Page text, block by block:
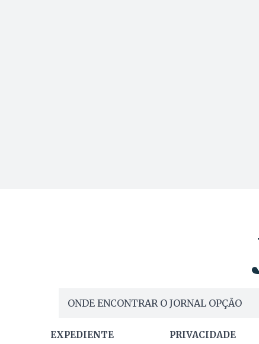
ONDE ENCONTRAR O JORNAL OPÇÃO
EXPEDIENTE PRIVACIDADE